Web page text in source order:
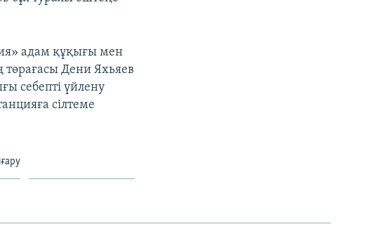
адам құқығы мен
төрағасы Дени Яхьяев
себепті үйлену
сілтеме